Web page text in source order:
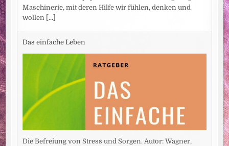
Maschinerie, mit deren Hilfe wir fühlen, denken und
wollen [...]
Das einfache Leben
Die Befreiung von Stress und Sorgen. Autor: Wagner,